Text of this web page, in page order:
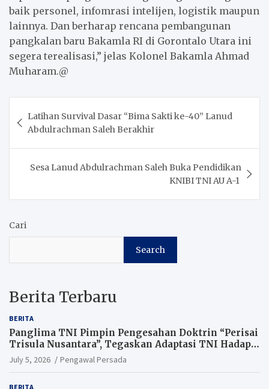
baik personel, infomrasi intelijen, logistik maupun
lainnya. Dan berharap rencana pembangunan
pangkalan baru Bakamla RI di Gorontalo Utara ini
segera terealisasi,” jelas Kolonel Bakamla Ahmad
Muharam.@
navigation
Latihan Survival Dasar “Bima Sakti ke-40” Lanud
Abdulrachman Saleh Berakhir
Sesa Lanud Abdulrachman Saleh Buka Pendidikan
KNIBI TNI AU A-1
Cari
Search
Berita Terbaru
BERITA
Panglima TNI Pimpin Pengesahan Doktrin “Perisai
Trisula Nusantara”, Tegaskan Adaptasi TNI Hadapi
Perang Modern
July 5, 2026 Pengawal Persada
BERITA